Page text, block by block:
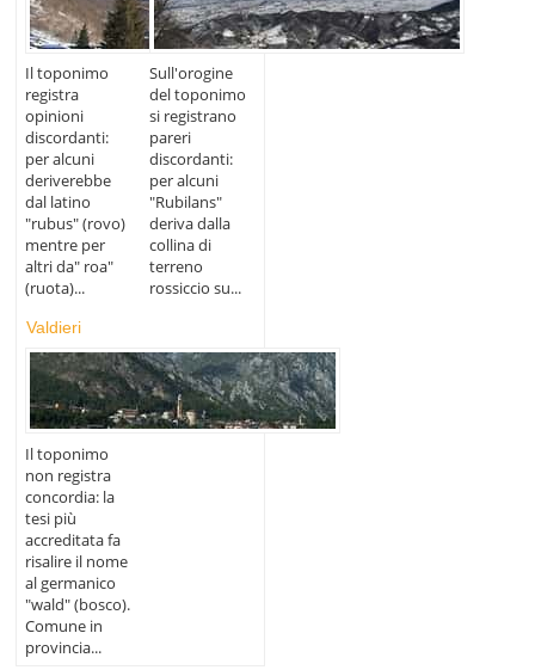
Il toponimo
registra
opinioni
discordanti:
per alcuni
deriverebbe
dal latino
"rubus" (rovo)
mentre per
altri da" roa"
(ruota)...
Sull'orogine
del toponimo
si registrano
pareri
discordanti:
per alcuni
"Rubilans"
deriva dalla
collina di
terreno
rossiccio su...
Valdieri
Il toponimo
non registra
concordia: la
tesi più
accreditata fa
risalire il nome
al germanico
"wald" (bosco).
Comune in
provincia...